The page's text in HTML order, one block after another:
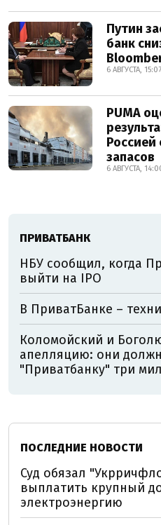
Путин
банк
6 АВГУСТА, 15:07
PUMA
Россией
запасов
6 АВГУСТА,
ПРИВАТБАНК
НБУ сообщил, когда
выйти на IPO
В ПриватБанке –
Коломойский и
апелляцию: они
"Приватбанку" три
ПОСЛЕДНИЕ НОВОСТИ
Суд обязал
выплатить крупный
электроэнергию